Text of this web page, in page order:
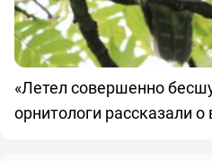
«Летел совершенно
орнитологи рассказали